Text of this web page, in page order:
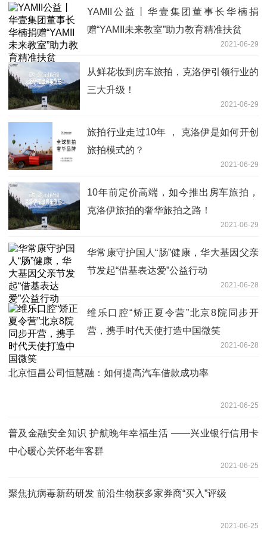
YAMII公益丨华壹集团董事长华楠捐
赠“YAMII未来教室”助力教育精准扶贫
2021-06-29
从鲜花妆到房车旅拍，克洛伊引领行业的
三大升级！
2021-06-29
旅拍行业走过10年 ， 克洛伊是如何开创
旅拍模式的？
2021-06-29
10年前定价高端，如今推出房车旅拍，
克洛伊旅拍的奢华旅拍之路！
2021-06-29
华常康守护国人“肠”健康，华大基因父亲
节发起“借基表达爱”公益行动
2021-06-28
维乐口腔“矫正夏令营”北京8院同步开
营，携手时代天使打造中国微笑
2021-06-28
北京恒昌公司恒慧融：如何提高汽车借款成功率
2021-06-25
普及金融安全知识 护航晚年幸福生活 ——兴业银行信用卡
中心暖心关怀老年客群
2021-06-25
聚焦抗病毒新药研发 前沿生物获多家券商“买入”评级
2021-06-25